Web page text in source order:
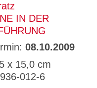
IN DER
08.10.2009
x 15,0 cm
012-6
des
auf der aktuellen